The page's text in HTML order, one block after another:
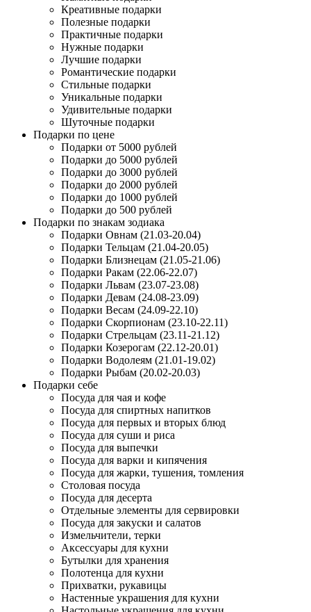
Креативные подарки
Полезные подарки
Практичные подарки
Нужные подарки
Лучшие подарки
Романтические подарки
Стильные подарки
Уникальные подарки
Удивительные подарки
Шуточные подарки
Подарки по цене
Подарки от 5000 рублей
Подарки до 5000 рублей
Подарки до 3000 рублей
Подарки до 2000 рублей
Подарки до 1000 рублей
Подарки до 500 рублей
Подарки по знакам зодиака
Подарки Овнам (21.03-20.04)
Подарки Тельцам (21.04-20.05)
Подарки Близнецам (21.05-21.06)
Подарки Ракам (22.06-22.07)
Подарки Львам (23.07-23.08)
Подарки Девам (24.08-23.09)
Подарки Весам (24.09-22.10)
Подарки Скорпионам (23.10-22.11)
Подарки Стрельцам (23.11-21.12)
Подарки Козерогам (22.12-20.01)
Подарки Водолеям (21.01-19.02)
Подарки Рыбам (20.02-20.03)
Подарки себе
Посуда для чая и кофе
Посуда для спиртных напитков
Посуда для первых и вторых блюд
Посуда для суши и риса
Посуда для выпечки
Посуда для варки и кипячения
Посуда для жарки, тушения, томления
Столовая посуда
Посуда для десерта
Отдельные элементы для сервировки
Посуда для закуски и салатов
Измельчители, терки
Аксессуары для кухни
Бутылки для хранения
Полотенца для кухни
Прихватки, рукавицы
Настенные украшения для кухни